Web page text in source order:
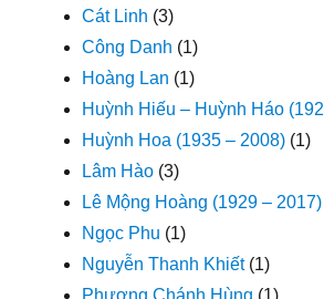
Cát Linh (3)
Công Danh (1)
Hoàng Lan (1)
Huỳnh Hiếu – Huỳnh Háo
Huỳnh Hoa (1935 – 2008) (1)
Lâm Hào (3)
Lê Mộng Hoàng (1929 – 2017)
Ngọc Phu (1)
Nguyễn Thanh Khiết(1)
Phương Chánh Hùng (1)